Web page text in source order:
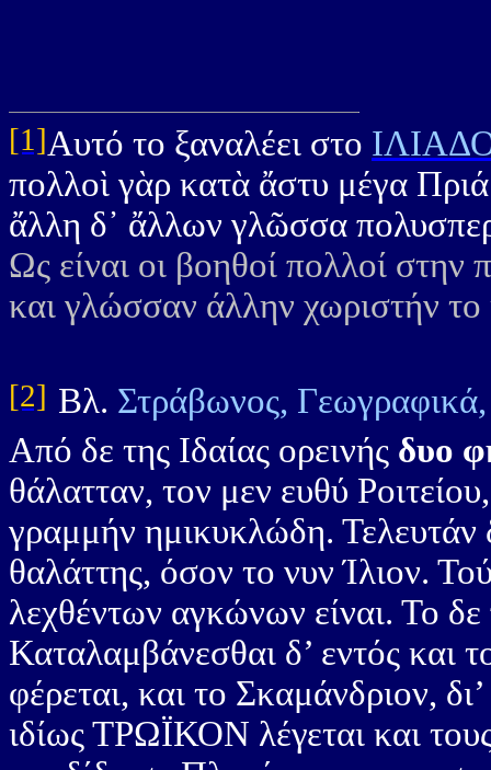
[1]Αυτό το ξαναλέει στο
πολλοὶ γὰρ κατὰ ἄστυ μέγα
ἄλλη δ᾽ ἄλλων γλῶσσα
Ως είναι οι βοηθοί πολλοί στην
και γλώσσαν άλλην χωριστήν το
[2] Βλ. Στράβωνος,
Από δε της Ιδαίας ορεινής δυο
θάλατταν, τον μεν ευθύ
γραμμήν ημικυκλώδη. Τελευτάν
θαλάττης, όσον το νυν Ίλιον.
λεχθέντων αγκώνων είναι. Το
Καταλαμβάνεσθαι δ’ εντός και
φέρεται, και το Σκαμάνδριον,
ιδίως ΤΡΩΪΚΟΝ λέγεται και